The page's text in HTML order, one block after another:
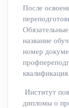
После
название
номер
квалификация.
Институт
дипломы о